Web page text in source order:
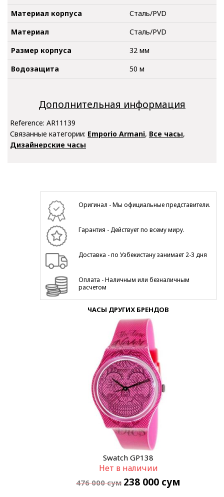
Материал корпуса
Сталь/PVD
Материал
Сталь/PVD
Размер корпуса
32 мм
Водозащита
50 м
Дополнительная информация
Reference: AR11139
Связанные категории: Emporio Armani, Все часы,
Дизайнерские часы
Оригинал - Мы официальные представители.
Гарантия - Действует по всему миру.
Доставка - по Узбекистану занимает 2-3 дня
Оплата - Наличным или безналичным
расчетом
ЧАСЫ ДРУГИХ БРЕНДОВ
Swatch GP138
Нет в наличии
476 000сум 238 000 сум